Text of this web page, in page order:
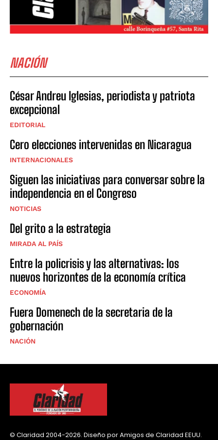
NACIÓN
César Andreu Iglesias, periodista y patriota
excepcional
EDITORIAL
Cero elecciones intervenidas en Nicaragua
INTERNACIONALES
Siguen las iniciativas para conversar sobre la
independencia en el Congreso
NOTICIAS
Del grito a la estrategia
MIRADA AL PAÍS
Entre la policrisis y las alternativas: los
nuevos horizontes de la economía crítica
ECONOMÍA
Fuera Domenech de la secretaria de la
gobernación
NACIÓN
© Claridad 2004-2026. Diseño por Amigos de Claridad EEUU.